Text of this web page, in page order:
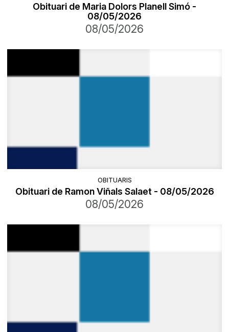
Obituari de Maria Dolors Planell Simó -
08/05/2026
08/05/2026
OBITUARIS
Obituari de Ramon Viñals Salaet - 08/05/2026
08/05/2026